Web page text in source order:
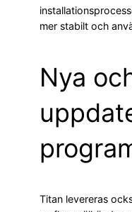
mer stabilt och
Nya
Titan levereras